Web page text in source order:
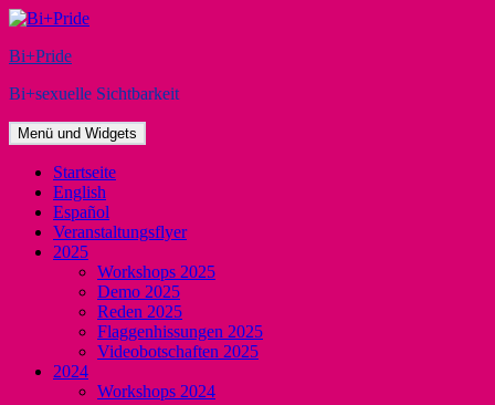
Zum
springen
Bi+Pride
Bi+sexuelle Sichtbarkeit
Menü und Widgets
Startseite
English
Español
Veranstaltungsflyer
2025
Workshops 2025
Demo 2025
Reden 2025
Flaggenhissungen 2025
Videobotschaften 2025
2024
Workshops 2024